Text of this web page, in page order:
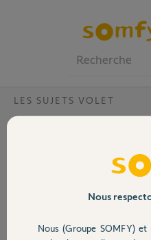
Volet
Sécurité
LES SUJETS VOLET
ilmo 50 S WT et fin
Nous
Nous (Groupe SOMFY)